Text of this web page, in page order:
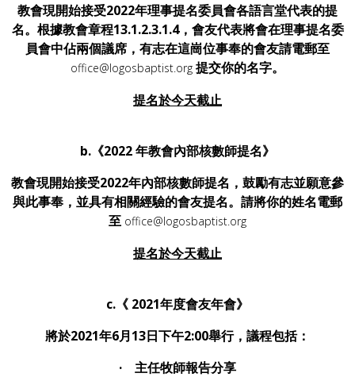
教會現開始接受2022年理事提名委員會各語言堂代表的提
名。根據教會章程13.1.2.3.1.4，會友代表將會在理事提名委
員會中佔兩個議席，有志在這崗位事奉的會友請電郵至
office@logosbaptist.org 提交你的名字。
提名於今天截止
b.《2022 年教會內部核數師提名》
教會現開始接受2022年內部核數師提名，鼓勵有志並願意參
與此事奉，並具有相關經驗的會友提名。請將你的姓名電郵
至 office@logosbaptist.org
提名於今天截止
c. 《 2021年度會友年會》
將於2021年6月13日下午2:00舉行，議程包括：
· 主任牧師報告分享